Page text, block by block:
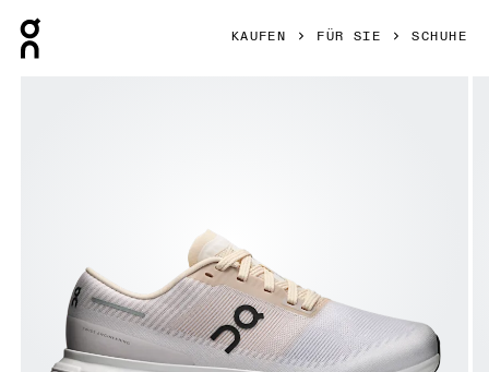
KAUFEN FÜR SIE SCHUHE